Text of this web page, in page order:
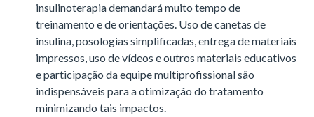
insulinoterapia demandará muito tempo de
treinamento e de orientações. Uso de canetas de
insulina, posologias simplificadas, entrega de materiais
impressos, uso de vídeos e outros materiais educativos
e participação da equipe multiprofissional são
indispensáveis para a otimização do tratamento
minimizando tais impactos.